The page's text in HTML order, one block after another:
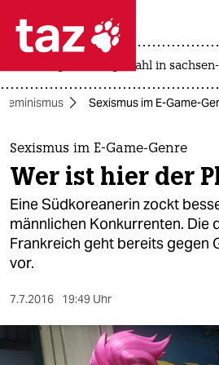
 taz zahl ich
taz zahl ich
themen
politik
öko
gesellschaft
kultur
sport
landtagswahl in
Feminismus Sexismus im E-Game-
Sexismus im E-Game-Genre
Wer ist hier der
Eine Südkoreanerin zockt
männlichen Konkurrenten. Die
Frankreich geht bereits gegen
vor.
7.7.2016 19:49 Uhr